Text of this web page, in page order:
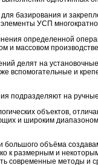
базирования и
УСП
определенной
и массовом
делят на
вспомогательные и
подразделяют на
объектов,
и широким
объёма
к размерным и
современные методы и